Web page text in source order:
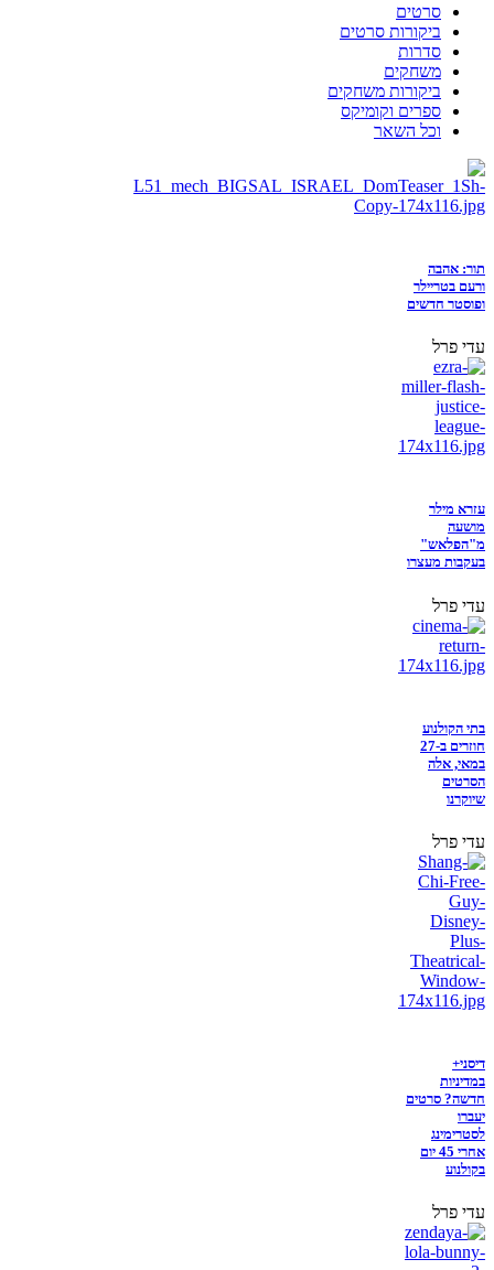
סרטים
ביקורות סרטים
סדרות
משחקים
ביקורות משחקים
ספרים וקומיקס
וכל השאר
תור: אהבה
ורעם בטריילר
ופוסטר חדשים
עדי פרל
עזרא מילר
מושעה
מ"הפלאש"
בעקבות מעצרו
עדי פרל
בתי הקולנוע
חוזרים ב-27
במאי, אלה
הסרטים
שיוקרנו
עדי פרל
דיסני+
במדיניות
חדשה? סרטים
יעברו
לסטרימינג
אחרי 45 יום
בקולנוע
עדי פרל